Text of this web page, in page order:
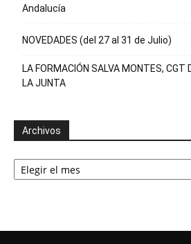
Andalucía
NOVEDADES (del 27 al 31 de Julio)
LA FORMACIÓN SALVA MONTES, CGT
LA JUNTA
Archivos
Archivos